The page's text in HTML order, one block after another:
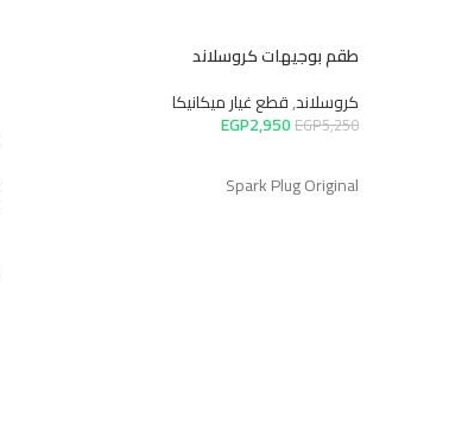
طقم بوجيهات كروسلاند
كروسلاند,قطع غيار ميكانيكا
EGP5,250
EGP2,950
Spark Plug Original